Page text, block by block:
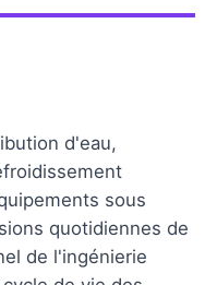
d'eau,
sous
quotidiennes de
de l'ingénierie